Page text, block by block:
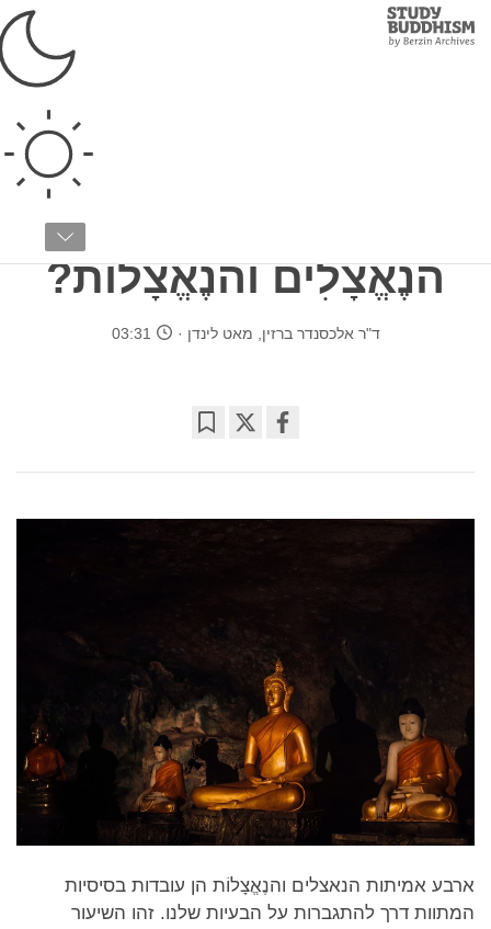
Study
Buddhism
מהן ארבע אמיתות
הנֶאֱצָלִים והנֶאֱצָלוֹת?
ד"ר אלכסנדר ברזין מאט לינדן 03:31
on
ארבע אמיתות הנאצלים והנֶאֱצָלוֹת הן עובדות בסיסיות
המתוות דרך להתגברות על הבעיות שלנו. זהו השיעור